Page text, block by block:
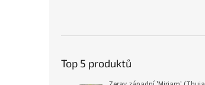
Top 5 produktů